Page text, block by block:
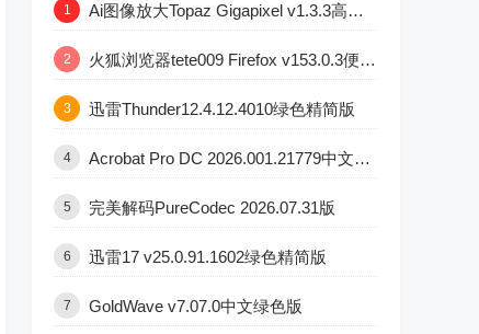
1 Ai图像放大Topaz Gigapixel v1.3.3高级版
2 火狐浏览器tete009 Firefox v153.0.3便携版
3 迅雷Thunder12.4.12.4010绿色精简版
4 Acrobat Pro DC 2026.001.21779中文直装版
5 完美解码PureCodec 2026.07.31版
6 迅雷17 v25.0.91.1602绿色精简版
7 GoldWave v7.07.0中文绿色版